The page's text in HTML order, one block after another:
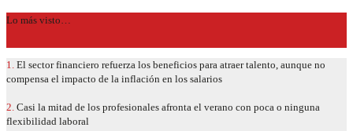
Lo más visto…
1. El sector financiero refuerza los beneficios para atraer talento, aunque no
compensa el impacto de la inflación en los salarios
2. Casi la mitad de los profesionales afronta el verano con poca o ninguna
flexibilidad laboral